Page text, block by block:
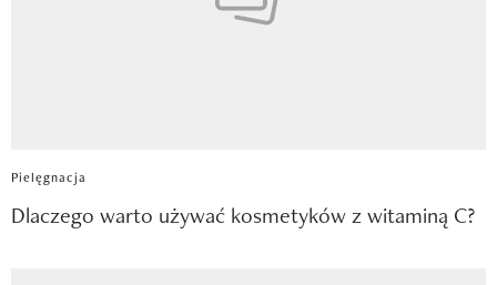
Pielęgnacja
Dlaczego warto używać kosmetyków z witaminą C?